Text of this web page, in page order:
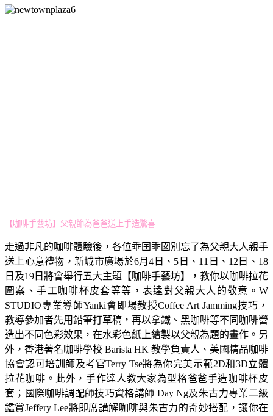
【咖啡手藝坊】父親節為爸爸送上手造驚喜
走過非凡的咖啡體驗後，各位乖囝乖囡別忘了為父親大人親手
送上心意禮物，新城市廣場於6月4日、5日、11日、12日、18
日及19日將會舉行五大主題【咖啡手藝坊】，教你以咖啡拉花
圖案、手工咖啡杯皮套等等，表達對父親大人的敬意。W
STUDIO專業導師Yanki會即場教授Coffee Art Jamming技巧，
教導參加者先用鉛筆打草稿，再以拿鐵、黑咖啡等不同咖啡營
造出不同色彩效果，在水彩色紙上繪製以父親為題的畫作。另
外，香港著名咖啡學校 Barista HK 教學負責人、美國精品咖啡
協會認可培訓師及考官Terry Tse將為你完美示範2D和3D立體
拉花咖啡。此外，手作達人教大家為型格爸爸手造咖啡杯皮
套；國際咖啡調配師技巧資格講師 Day Ng及朱古力專業二級
鑑賞Jeffery Lee將即席講解咖啡與朱古力的奇妙搭配，讓你在